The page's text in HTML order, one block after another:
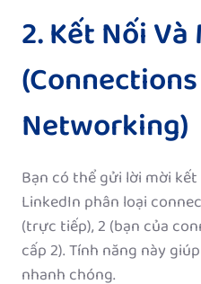
2. Kết Nối
Networking)
Bạn có thể gửi lời mời
LinkedIn phân loại
(trực tiếp), 2 (bạn của
cấp 2). Tính năng này
nhanh chóng.